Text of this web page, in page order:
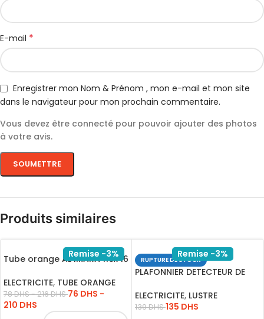
E-mail *
Enregistrer mon Nom & Prénom , mon e-mail et mon site
dans le navigateur pour mon prochain commentaire.
Vous devez être connecté pour pouvoir ajouter des photos
à votre avis.
Produits similaires
Remise -3%
Tube orange AL IMARA flex 16
ELECTRICITE, TUBE ORANGE
78DHS-216DHS 76 DHS -
210 DHS
Remise -3%
RUPTURE DE STOCK
PLAFONNIER DETECTEUR DE
ELECTRICITE, LUSTRE
139DHS135 DHS